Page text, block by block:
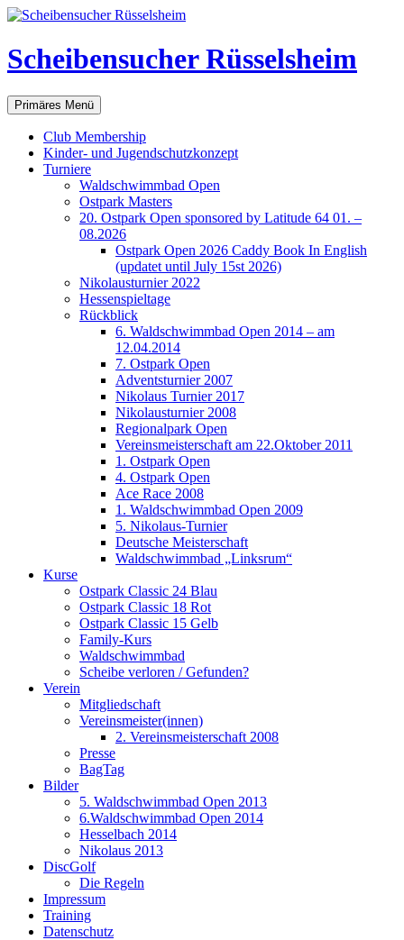
Scheibensucher Rüsselsheim
Suchen
Primäres Menü Zum
Inhalt
springen
Club Membership
Kinder- und Jugendschutzkonzept
Turniere
Waldschwimmbad Open
Ostpark Masters
20. Ostpark Open sponsored by Latitude 64 01. –
08.2026
Ostpark Open 2026 Caddy Book In English
(updatet until July 15st 2026)
Nikolausturnier 2022
Hessenspieltage
Rückblick
6. Waldschwimmbad Open 2014 – am
12.04.2014
7. Ostpark Open
Adventsturnier 2007
Nikolaus Turnier 2017
Nikolausturnier 2008
Regionalpark Open
Vereinsmeisterschaft am 22.Oktober 2011
1. Ostpark Open
4. Ostpark Open
Ace Race 2008
1. Waldschwimmbad Open 2009
5. Nikolaus-Turnier
Deutsche Meisterschaft
Waldschwimmbad „Linksrum“
Kurse
Ostpark Classic 24 Blau
Ostpark Classic 18 Rot
Ostpark Classic 15 Gelb
Family-Kurs
Waldschwimmbad
Scheibe verloren / Gefunden?
Verein
Mitgliedschaft
Vereinsmeister(innen)
2. Vereinsmeisterschaft 2008
Presse
BagTag
Bilder
5. Waldschwimmbad Open 2013
6.Waldschwimmbad Open 2014
Hesselbach 2014
Nikolaus 2013
DiscGolf
Die Regeln
Impressum
Training
Datenschutz